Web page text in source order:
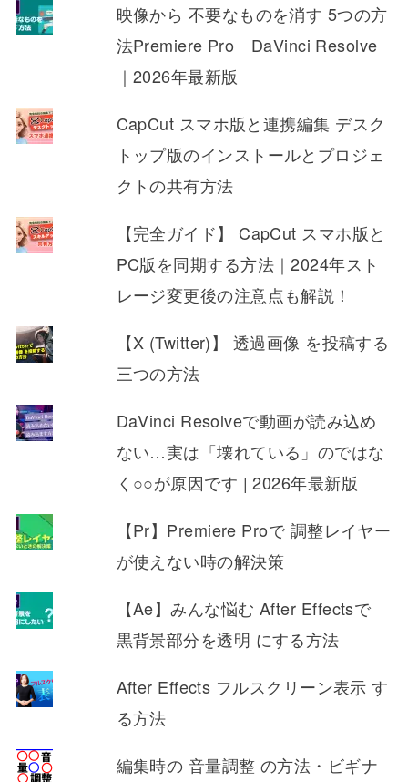
映像から 不要なものを消す 5つの方
法Premiere Pro DaVinci Resolve
｜2026年最新版
CapCut スマホ版と連携編集 デスク
トップ版のインストールとプロジェ
クトの共有方法
【完全ガイド】 CapCut スマホ版と
PC版を同期する方法｜2024年スト
レージ変更後の注意点も解説！
【X (Twitter)】 透過画像 を投稿する
三つの方法
DaVinci Resolveで動画が読み込め
ない…実は「壊れている」のではな
く○○が原因です | 2026年最新版
【Pr】Premiere Proで 調整レイヤー
が使えない時の解決策
【Ae】みんな悩む After Effectsで
黒背景部分を透明 にする方法
After Effects フルスクリーン表示 す
る方法
編集時の 音量調整 の方法・ビギナ